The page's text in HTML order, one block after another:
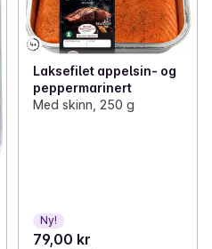
Laksefilet appelsin- og
peppermarinert
Med skinn, 250 g
Ny!
79,00 kr